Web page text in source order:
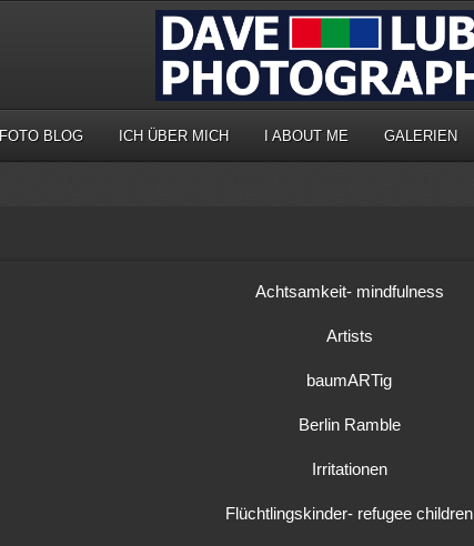
FOTO BLOG ICH ÜBER MICH I ABOUT ME GALERIEN
Achtsamkeit- mindfulness
Artists
baumARTig
Berlin Ramble
Irritationen
Flüchtlingskinder- refugee children